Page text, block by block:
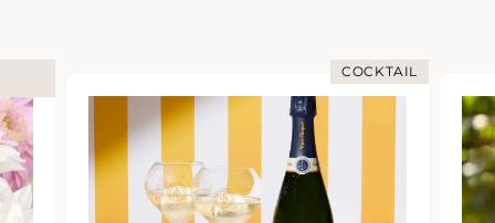
COCKTAIL